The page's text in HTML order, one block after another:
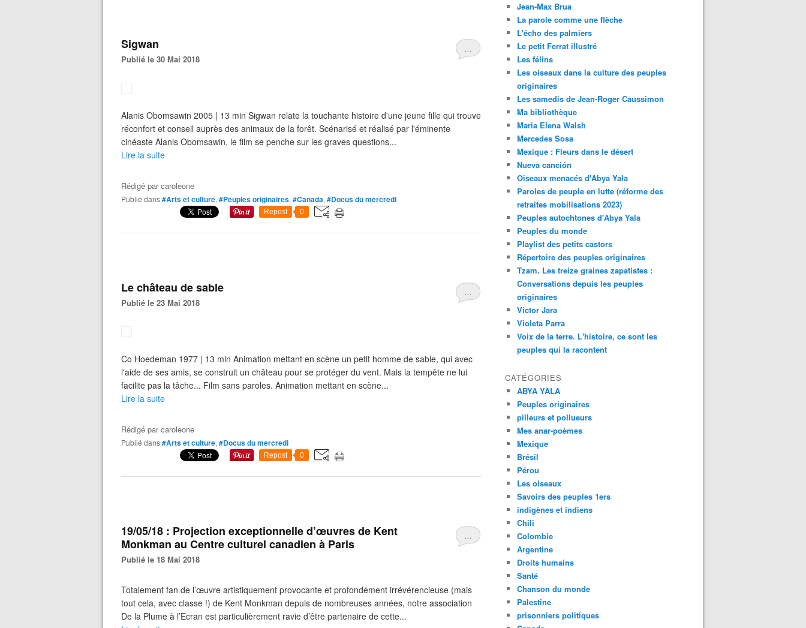
…
Sigwan
Publié le 30 Mai 2018
Alanis Obomsawin 2005 | 13 min Sigwan relate la touchante histoire d'une jeune fille qui trouve
réconfort et conseil auprès des animaux de la forêt. Scénarisé et réalisé par l'éminente
cinéaste Alanis Obomsawin, le film se penche sur les graves questions...
Lire la suite
Rédigé parcaroleone
Publié dans#Arts et culture, #Peuples originaires, #Canada, #Docus du mercredi
Repost 0
…
Le château de sable
Publié le 23 Mai 2018
Co Hoedeman 1977 | 13 min Animation mettant en scène un petit homme de sable, qui avec
l'aide de ses amis, se construit un château pour se protéger du vent. Mais la tempête ne lui
facilite pas la tâche... Film sans paroles. Animation mettant en scène...
Lire la suite
Rédigé parcaroleone
Publié dans#Arts et culture, #Docus du mercredi
Repost 0
…
19/05/18 : Projection exceptionnelle d’œuvres de Kent
Monkman au Centre culturel canadien à Paris
Publié le 18 Mai 2018
Totalement fan de l’œuvre artistiquement provocante et profondément irrévérencieuse (mais
tout cela, avec classe !) de Kent Monkman depuis de nombreuses années, notre association
De la Plume à l’Ecran est particulièrement ravie d’être partenaire de cette...
Jean-Max Brua
La parole comme une flèche
L'écho des palmiers
Le petit Ferrat illustré
Les félins
Les oiseaux dans la culture des peuples
originaires
Les samedis de Jean-Roger Caussimon
Ma bibliothèque
Maria Elena Walsh
Mercedes Sosa
Mexique : Fleurs dans le désert
Nueva canción
Oiseaux menacés d'Abya Yala
Paroles de peuple en lutte (réforme des
retraites mobilisations 2023)
Peuples autochtones d'Abya Yala
Peuples du monde
Playlist des petits castors
Répertoire des peuples originaires
Tzam. Les treize graines zapatistes :
Conversations depuis les peuples
originaires
Victor Jara
Violeta Parra
Voix de la terre. L'histoire, ce sont les
peuples qui la racontent
CATÉGORIES
ABYA YALA
Peuples originaires
pilleurs et pollueurs
Mes anar-poèmes
Mexique
Brésil
Pérou
Les oiseaux
Savoirs des peuples 1ers
indigènes et indiens
Chili
Colombie
Argentine
Droits humains
Santé
Chanson du monde
Palestine
prisonniers politiques